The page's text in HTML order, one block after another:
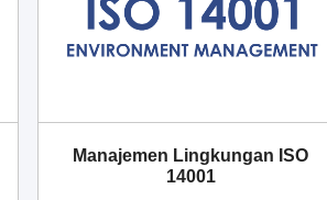
Manajemen Lingkungan ISO
14001